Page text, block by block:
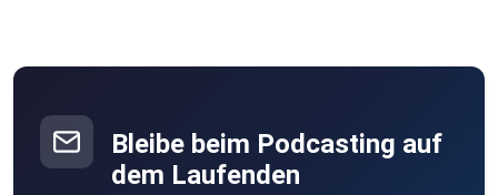
Bleibe beim Podcasting auf
dem Laufenden